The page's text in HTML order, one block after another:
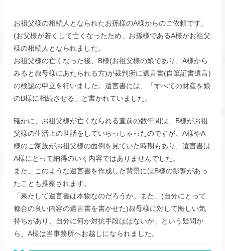
お祖父様の相続人となられたお孫様のA様からのご依頼です。
(お父様が若くして亡くなったため、お孫様であるA様がお祖父
様の相続人となられました。
お祖父様の亡くなった後、B様(お祖父様の娘であり、A様から
みると叔母様にあたられる方)が裁判所に遺言書(自筆証書遺言)
の検認の申立を行いました。遺言書には、「すべての財産を娘
のB様に相続させる」と書かれていました。
確かに、お祖父様が亡くなられる直前の数年間は、B様がお祖
父様の生活上の世話をしていらっしゃったのですが、A様やA
様のご家族がお祖父様の面倒を見ていた時期もあり、遺言書は
A様にとって納得のいく内容ではありませんでした。
また、このような遺言書を作成した背景にはB様の影響があっ
たことも推察されます。
「果たして遺言書は本物なのだろうか。また、(自分にとって
都合の良い内容の遺言書を書かせた)叔母様に対して悔しい気
持ちがあり、自分に何か対抗手段ははないか」という疑問か
ら、A様は当事務所へお越しになられました。